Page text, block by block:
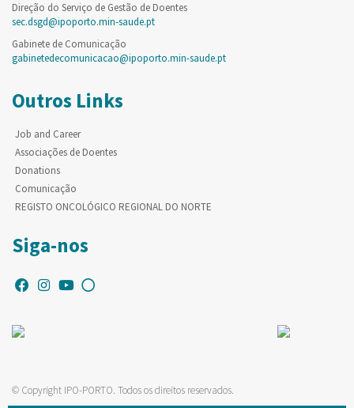
Direção do Serviço de Gestão de Doentes
sec.dsgd@ipoporto.min-saude.pt
Gabinete de Comunicação
gabinetedecomunicacao@ipoporto.min-saude.pt
Outros Links
Job and Career
Associações de Doentes
Donations
Comunicação
REGISTO ONCOLÓGICO REGIONAL DO NORTE
Siga-nos
© Copyright IPO-PORTO. Todos os direitos reservados.